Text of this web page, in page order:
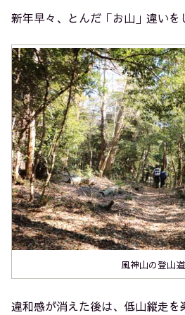
新年早々、とんだ「お山」違いを
風神山の登山道
違和感が消えた後は、低山縦走を